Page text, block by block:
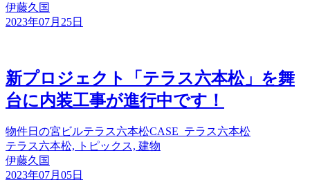
伊藤久国
2023年07月25日
新プロジェクト「テラス六本松」を舞
台に内装工事が進行中です！
物件日の宮ビルテラス六本松CASE_テラス六本松
テラス六本松, トピックス, 建物
伊藤久国
2023年07月05日